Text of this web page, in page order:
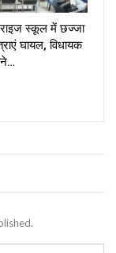
स्कूल में छज्जा
घायल, विधायक
ने…